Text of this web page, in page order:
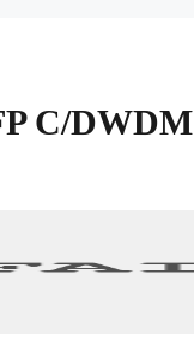
C/DWDM